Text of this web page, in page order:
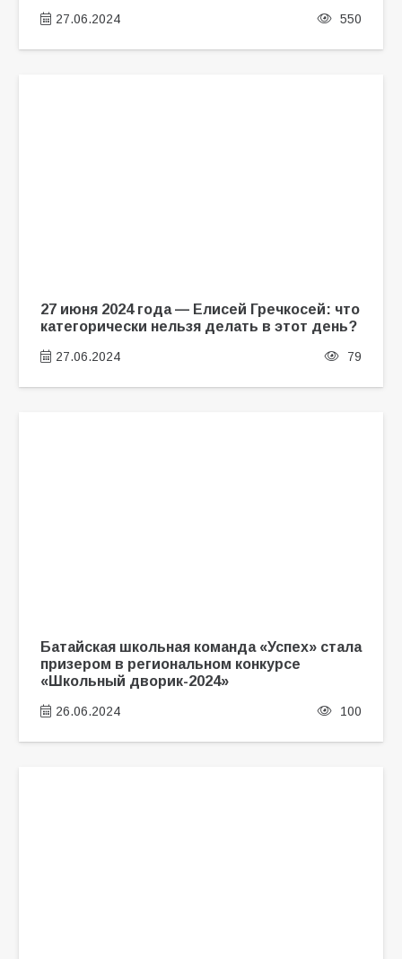
27.06.2024 550
27 июня 2024 года — Елисей Гречкосей: что
категорически нельзя делать в этот день?
27.06.2024 79
Батайская школьная команда «Успех» стала
призером в региональном конкурсе
«Школьный дворик-2024»
26.06.2024 100